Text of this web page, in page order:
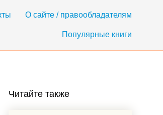
О сайте / правообладателям
Популярные книги
Читайте также